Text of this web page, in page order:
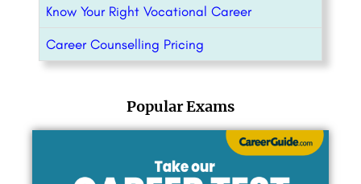
Know Your Right Vocational Career
Career Counselling Pricing
Popular Exams